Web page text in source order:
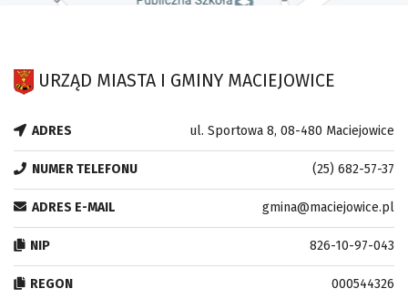
URZĄD MIASTA I GMINY MACIEJOWICE
ADRES ul. Sportowa 8, 08-480 Maciejowice
NUMER TELEFONU (25) 682-57-37
ADRES E-MAIL gmina@maciejowice.pl
NIP 826-10-97-043
REGON 000544326